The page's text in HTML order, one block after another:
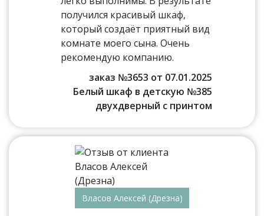
получился красивый шкаф,
который создаёт приятный вид
комнате моего сына. Очень
рекомендую компанию.
заказ №3653 от 07.01.2025
Белый шкаф в детскую №385
двухдверный с принтом
Власов Алексей (Дрезна)